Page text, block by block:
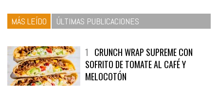
MÁS LEÍDO ÚLTIMAS PUBLICACIONES
1 CRUNCH WRAP SUPREME CON
SOFRITO DE TOMATE AL CAFÉ Y
MELOCOTÓN